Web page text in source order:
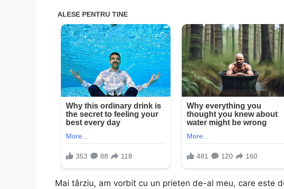
Mai târziu, am vorbit cu un prieten de-al meu, care este